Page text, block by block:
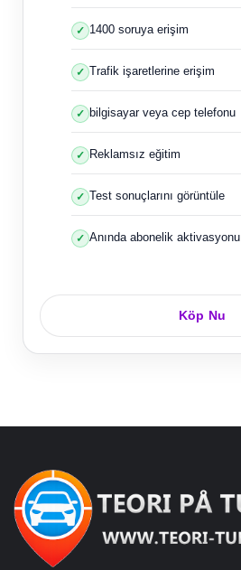
1400 soruya erişim
Trafik işaretlerine erişim
bilgisayar veya cep telefonu
Reklamsız eğitim
Test sonuçlarını görüntüle
Anında abonelik aktivasyonu
Köp Nu